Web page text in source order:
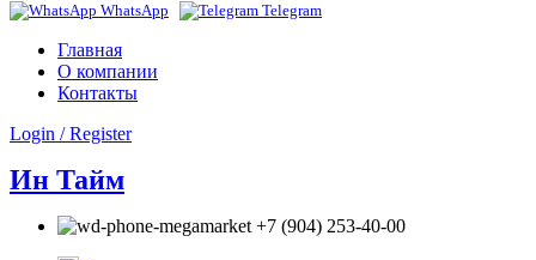
WhatsApp Telegram
Главная
О компании
Контакты
Login / Register
Ин Тайм
+7 (904) 253-40-00